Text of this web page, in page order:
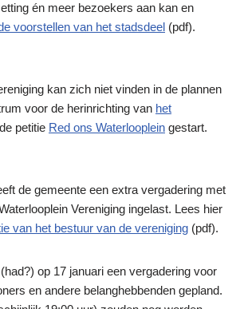
én meer bezoekers aan kan en
voorstellen van het stadsdeel (pdf).
kan zich niet vinden in de plannen
voor de herinrichting van het
petitie Red ons Waterlooplein gestart.
de gemeente een extra vergadering met
Vereniging ingelast. Lees hier
van het bestuur van de vereniging (pdf).
op 17 januari een vergadering voor
en andere belanghebbenden gepland.